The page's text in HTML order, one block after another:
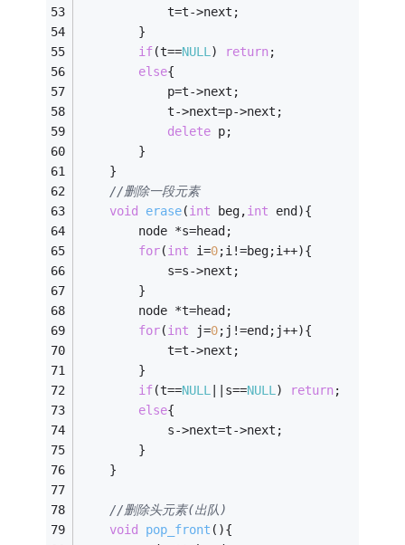
            t=t->next;
        }
if(t==NULL ) return;
else{
            p=t->next;
            t->next=p->next;
delete p;
        }
    }
//删除一段元素
void
erase(int beg,int end){
        node *s=head;
for(int i=0;i!=beg;i++){
            s=s->next;
        }
        node *t=head;
for(int j=0;j!=end;j++){
            t=t->next;
        }
if(t==NULL ||s==NULL ) return;
else{
            s->next=t->next;
        }
    }
//删除头元素(出队)
void
pop_front (){